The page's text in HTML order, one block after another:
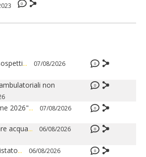
0
... 07/08/2026 0
non
0
2026"... 07/08/2026 0
acqua... 06/08/2026 0
... 06/08/2026 0